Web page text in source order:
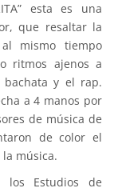
esta es una
que resaltar la
mismo tiempo
ritmos ajenos a
y el rap.
a 4 manos por
de música de
de color el
música.
los Estudios de